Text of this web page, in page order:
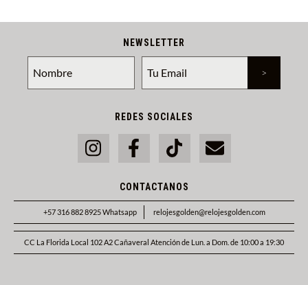
NEWSLETTER
REDES SOCIALES
CONTACTANOS
+57 316 882 8925 Whatsapp relojesgolden@relojesgolden.com
CC La Florida Local 102 A2 Cañaveral Atención de Lun. a Dom. de 10:00 a 19:30